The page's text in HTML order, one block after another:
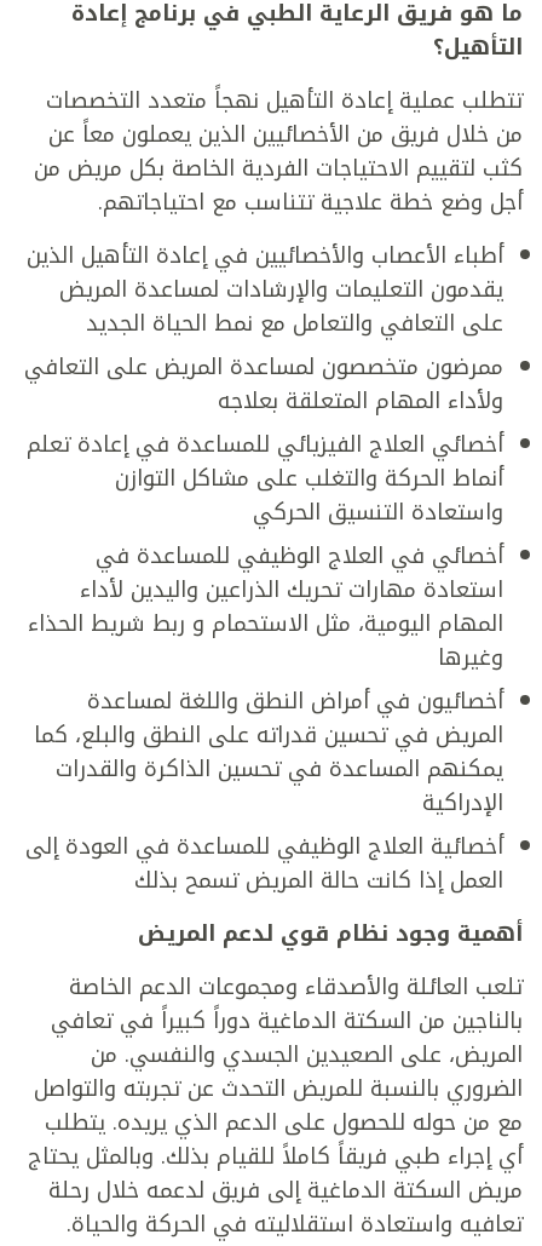
ما هو فريق الرعاية الطبي في برنامج إعادة
التأهيل؟
تتطلب عملية إعادة التأهيل نهجاً متعدد التخصصات
من خلال فريق من الأخصائيين الذين يعملون معاً عن
كثب لتقييم الاحتياجات الفردية الخاصة بكل مريض من
أجل وضع خطة علاجية تتناسب مع احتياجاتهم.
أطباء الأعصاب والأخصائيين في إعادة التأهيل الذين
يقدمون التعليمات والإرشادات لمساعدة المريض
على التعافي والتعامل مع نمط الحياة الجديد
ممرضون متخصصون لمساعدة المريض على التعافي
ولأداء المهام المتعلقة بعلاجه
أخصائي العلاج الفيزيائي للمساعدة في إعادة تعلم
أنماط الحركة والتغلب على مشاكل التوازن
واستعادة التنسيق الحركي
أخصائي في العلاج الوظيفي للمساعدة في
استعادة مهارات تحريك الذراعين واليدين لأداء
المهام اليومية، مثل الاستحمام و ربط شريط الحذاء
وغيرها
أخصائيون في أمراض النطق واللغة لمساعدة
المريض في تحسين قدراته على النطق والبلع، كما
يمكنهم المساعدة في تحسين الذاكرة والقدرات
الإدراكية
أخصائية العلاج الوظيفي للمساعدة في العودة إلى
العمل إذا كانت حالة المريض تسمح بذلك
أهمية وجود نظام قوي لدعم المريض
تلعب العائلة والأصدقاء ومجموعات الدعم الخاصة
بالناجين من السكتة الدماغية دوراً كبيراً في تعافي
المريض، على الصعيدين الجسدي والنفسي. من
الضروري بالنسبة للمريض التحدث عن تجربته والتواصل
مع من حوله للحصول على الدعم الذي يريده. يتطلب
أي إجراء طبي فريقاً كاملاً للقيام بذلك. وبالمثل يحتاج
مريض السكتة الدماغية إلى فريق لدعمه خلال رحلة
تعافيه واستعادة استقلاليته في الحركة والحياة.